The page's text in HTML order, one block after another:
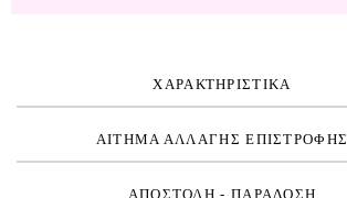
ΧΑΡΑΚΤΗΡΙΣΤΙΚΑ
ΑΙΤΗΜΑ ΑΛΛΑΓΗΣ ΕΠΙΣΤΡΟΦΗΣ
ΑΠΟΣΤΟΛΗ - ΠΑΡΑΔΟΣΗ